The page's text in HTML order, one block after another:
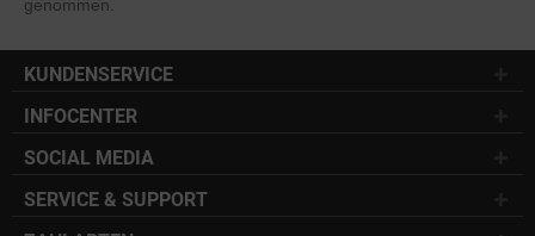
genommen.
KUNDENSERVICE
INFOCENTER
SOCIAL MEDIA
SERVICE & SUPPORT